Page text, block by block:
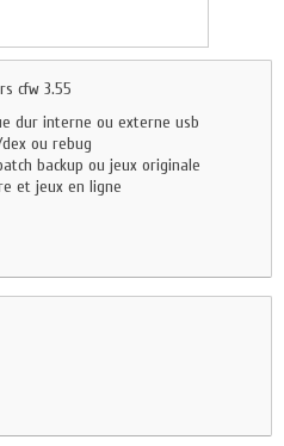
cfw 3.55
dur interne ou externe usb
ou rebug
backup ou jeux originale
et jeux en ligne